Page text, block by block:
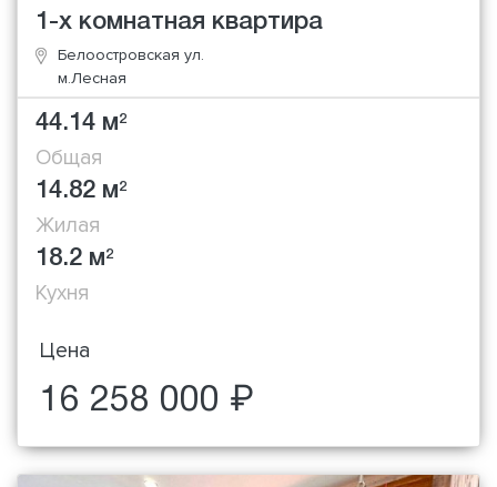
1-х комнатная квартира
Белоостровская ул.
м.Лесная
44.14 м2
Общая
14.82 м2
Жилая
18.2 м2
Кухня
Цена
16 258 000 ₽